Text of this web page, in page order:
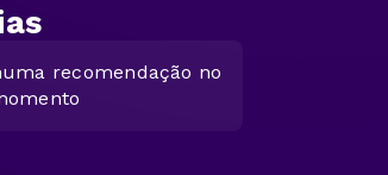
recomendação no